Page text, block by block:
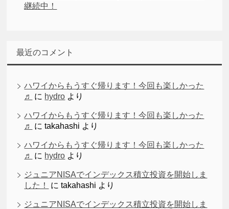
継続中！
最近のコメント
ハワイからもうすぐ帰ります！今回も楽しかった
♬
に hydro より
ハワイからもうすぐ帰ります！今回も楽しかった
♬
にtakahashi より
ハワイからもうすぐ帰ります！今回も楽しかった
♬
に hydro より
ジュニアNISAでインデックス積立投資を開始しま
した！
にtakahashi より
ジュニアNISAでインデックス積立投資を開始しま